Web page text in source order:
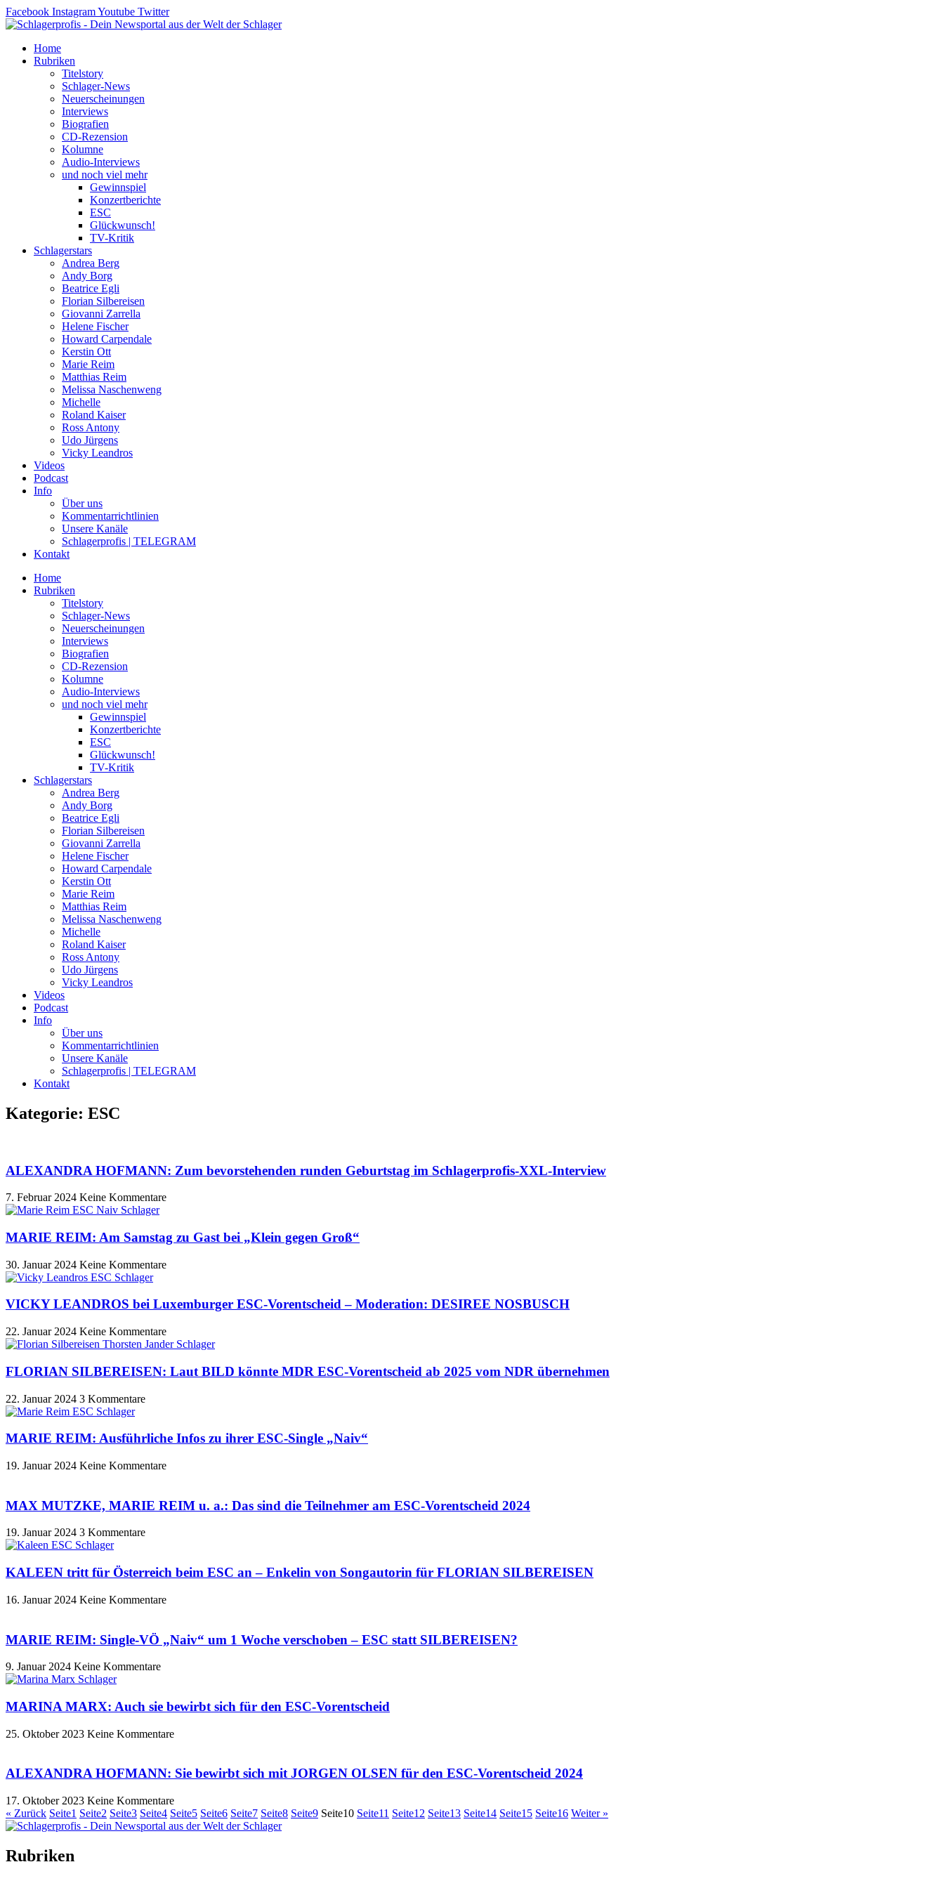
Zum
Inhalt
Facebook InstagramYoutube Twitter
Home
Rubriken
Titelstory
Schlager-News
Neuerscheinungen
Interviews
Biografien
CD-Rezension
Kolumne
Audio-Interviews
und noch viel mehr
Gewinnspiel
Konzertberichte
ESC
Glückwunsch!
TV-Kritik
Schlagerstars
Andrea Berg
Andy Borg
Beatrice Egli
Florian Silbereisen
Giovanni Zarrella
Helene Fischer
Howard Carpendale
Kerstin Ott
Marie Reim
Matthias Reim
Melissa Naschenweng
Michelle
Roland Kaiser
Ross Antony
Udo Jürgens
Vicky Leandros
Videos
Podcast
Info
Über uns
Kommentarrichtlinien
Unsere Kanäle
Schlagerprofis | TELEGRAM
Kontakt
Home
Rubriken
Titelstory
Schlager-News
Neuerscheinungen
Interviews
Biografien
CD-Rezension
Kolumne
Audio-Interviews
und noch viel mehr
Gewinnspiel
Konzertberichte
ESC
Glückwunsch!
TV-Kritik
Schlagerstars
Andrea Berg
Andy Borg
Beatrice Egli
Florian Silbereisen
Giovanni Zarrella
Helene Fischer
Howard Carpendale
Kerstin Ott
Marie Reim
Matthias Reim
Melissa Naschenweng
Michelle
Roland Kaiser
Ross Antony
Udo Jürgens
Vicky Leandros
Videos
Podcast
Info
Über uns
Kommentarrichtlinien
Unsere Kanäle
Schlagerprofis | TELEGRAM
Kontakt
Kategorie: ESC
ALEXANDRA HOFMANN: Zum bevorstehenden runden Geburtstag im Schlagerprofis-XXL-Interview
7. Februar 2024 Keine Kommentare
MARIE REIM: Am Samstag zu Gast bei „Klein gegen Groß“
30. Januar 2024 Keine Kommentare
VICKY LEANDROS bei Luxemburger ESC-Vorentscheid – Moderation: DESIREE NOSBUSCH
22. Januar 2024 Keine Kommentare
FLORIAN SILBEREISEN: Laut BILD könnte MDR ESC-Vorentscheid ab 2025 vom NDR übernehmen
22. Januar 2024 3 Kommentare
MARIE REIM: Ausführliche Infos zu ihrer ESC-Single „Naiv“
19. Januar 2024 Keine Kommentare
MAX MUTZKE, MARIE REIM u. a.: Das sind die Teilnehmer am ESC-Vorentscheid 2024
19. Januar 2024 3 Kommentare
KALEEN tritt für Österreich beim ESC an – Enkelin von Songautorin für FLORIAN SILBEREISEN
16. Januar 2024 Keine Kommentare
MARIE REIM: Single-VÖ „Naiv“ um 1 Woche verschoben – ESC statt SILBEREISEN?
9. Januar 2024 Keine Kommentare
MARINA MARX: Auch sie bewirbt sich für den ESC-Vorentscheid
25. Oktober 2023 Keine Kommentare
ALEXANDRA HOFMANN: Sie bewirbt sich mit JORGEN OLSEN für den ESC-Vorentscheid 2024
17. Oktober 2023 Keine Kommentare
« Zurück Seite1 Seite2 Seite3 Seite4 Seite5 Seite6 Seite7 Seite8 Seite9 Seite10 Seite11 Seite12 Seite13 Seite14 Seite15 Seite16 Weiter »
Rubriken